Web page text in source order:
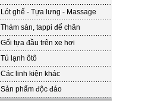
Lót ghế - Tựa lưng - Massage
Thảm sàn, tappi để chân
Gối tựa đầu trên xe hơi
Tủ lạnh ôtô
Các linh kiện khác
Sản phẩm độc đáo